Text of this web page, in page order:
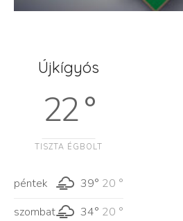
Újkígyós
22 °
TISZTA ÉGBOLT
péntek 39° 20 °
szombat
34° 20 °